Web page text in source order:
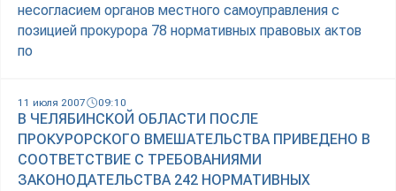
несогласием органов местного самоуправления с
позицией прокурора 78 нормативных правовых актов
по
11 июля 2007 09:10
В ЧЕЛЯБИНСКОЙ ОБЛАСТИ ПОСЛЕ
ПРОКУРОРСКОГО ВМЕШАТЕЛЬСТВА ПРИВЕДЕНО В
СООТВЕТСТВИЕ С ТРЕБОВАНИЯМИ
ЗАКОНОДАТЕЛЬСТВА 242 НОРМАТИВНЫХ